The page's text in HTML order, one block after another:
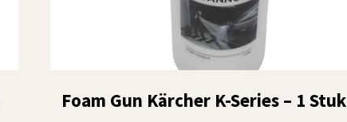
Foam Gun Kärcher K-Series – 1 Stuk